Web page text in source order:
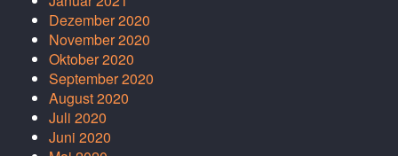
Dezember 2020
November 2020
Oktober 2020
September 2020
August 2020
Juli 2020
Juni 2020